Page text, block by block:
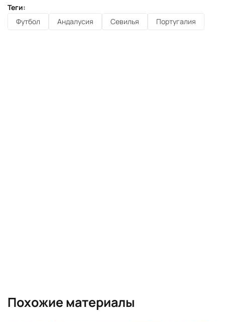
Теги:
Футбол
Андалусия Севилья Португалия
Похожие материалы